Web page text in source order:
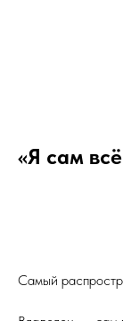
«Я сам
Самый